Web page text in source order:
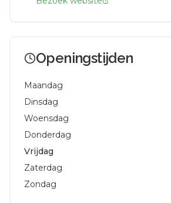
Openingstijden
Maandag
Dinsdag
Woensdag
Donderdag
Vrijdag
Zaterdag
Zondag